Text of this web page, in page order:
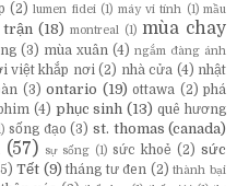
(2) lumen fidei (1) máy vi tính (1) mầu
trận (18) montreal (1) mùa chay
(3) mùa xuân (4) ngắm đàng ánh
việt khắp nơi (2) nhà cửa (4) nhật
(3) ontario (19) ottawa (2) phá
(4) phục sinh (13) quê hương
sống đạo (3) st. thomas (canada)
(57) sự sống (1) sức khoẻ (2) sức
Tết (9) tháng tư đen (2) thành bại